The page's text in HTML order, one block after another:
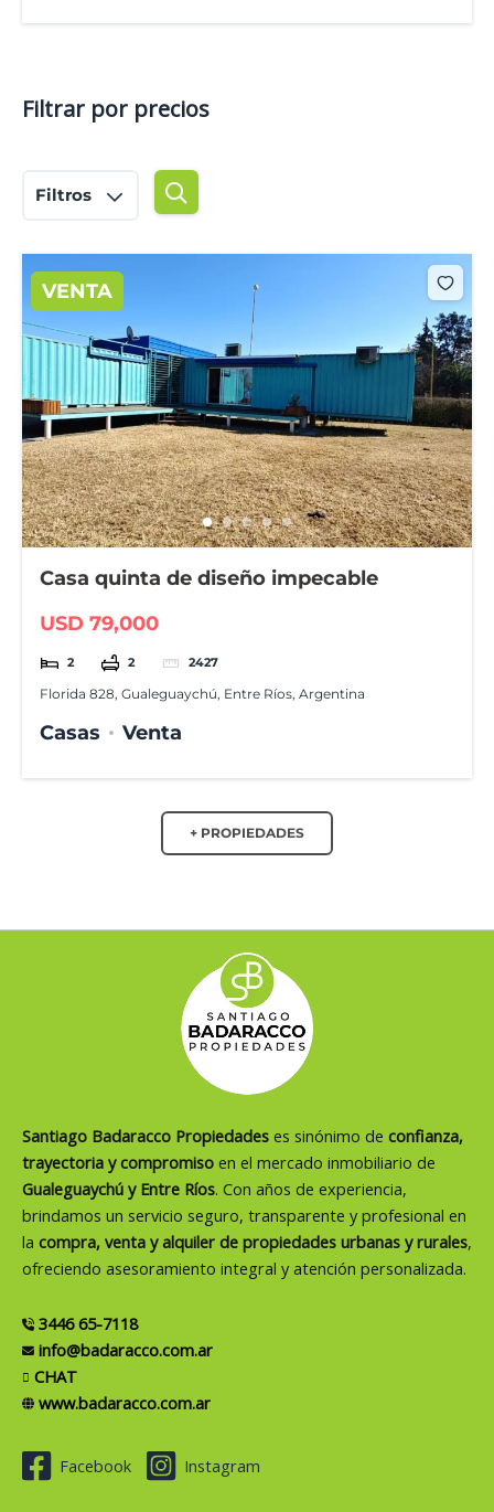
Filtrar por precios
Filtros
VENTA
Casa quinta de diseño impecable
USD 79,000
2 2 2427
Florida 828, Gualeguaychú, Entre Ríos, Argentina
Casas Venta
+ PROPIEDADES
Santiago Badaracco Propiedades es sinónimo de confianza,
trayectoria y compromiso en el mercado inmobiliario de
Gualeguaychú y Entre Ríos. Con años de experiencia,
brindamos un servicio seguro, transparente y profesional en
la compra, venta y alquiler de propiedades urbanas y rurales,
ofreciendo asesoramiento integral y atención personalizada.
3446 65-7118
info@badaracco.com.ar
CHAT
www.badaracco.com.ar
Facebook Instagram